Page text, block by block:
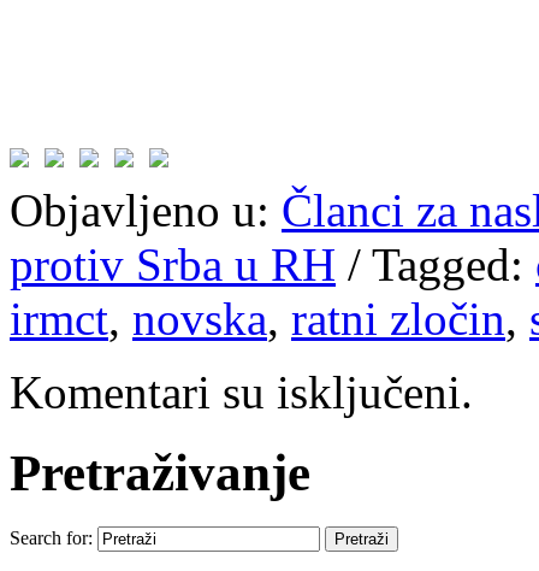
Objavljeno u: Članci za
protiv Srba u RH / Tagged:
irmct, novska, ratni zločin,
Komentari su isključeni.
Pretraživanje
Search for: